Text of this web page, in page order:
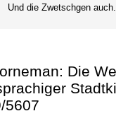
Und die Zwetschgen auch.
Die
5607